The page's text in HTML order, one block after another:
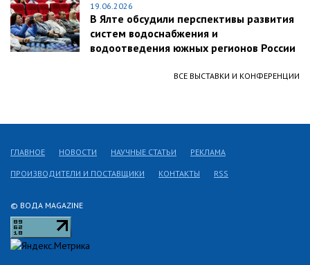
19.06.2026
В Ялте обсудили перспективы развития
систем водоснабжения и
водоотведения южных регионов России
ВСЕ ВЫСТАВКИ И КОНФЕРЕНЦИИ
© ВОДА MAGAZINE
ГЛАВНОЕ НОВОСТИ НАУЧНЫЕ СТАТЬИ РЕКЛАМА
ПРОИЗВОДИТЕЛИ И ПОСТАВЩИКИ КОНТАКТЫ RSS